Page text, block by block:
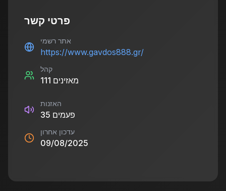
פרטי קשר
אתר רשמי
https://www.gavdos888.gr/
קהל
111 מאזינים
האזנות
35 פעמים
עדכון אחרון
09/08/2025